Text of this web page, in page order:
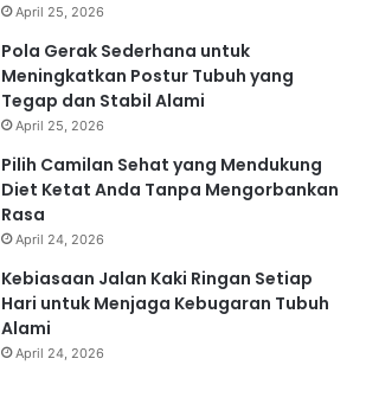
April 25, 2026
Pola Gerak Sederhana untuk
Meningkatkan Postur Tubuh yang
Tegap dan Stabil Alami
April 25, 2026
Pilih Camilan Sehat yang Mendukung
Diet Ketat Anda Tanpa Mengorbankan
Rasa
April 24, 2026
Kebiasaan Jalan Kaki Ringan Setiap
Hari untuk Menjaga Kebugaran Tubuh
Alami
April 24, 2026